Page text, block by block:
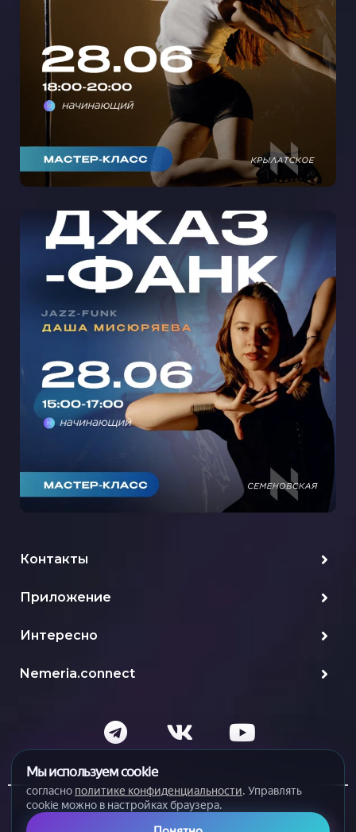
КАБЛУКАХ С ЛИЗОЙ РЕМИ В
КРЫЛАТСКОМ 🩵
МАСТЕР-КЛАСС ДЖАЗ-ФАНК С
ДАШЕЙ МИСЮРЯЕВОЙ НА
СЕМЕНОВСКОЙ
Контакты
Приложение
Интересно
Nemeria.connect
Мы используем cookie
согласно политике конфиденциальности. Управлять
cookie можно в настройках браузера.
1